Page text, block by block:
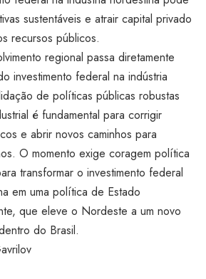
sustentáveis e atrair capital privado
recursos públicos.
regional passa diretamente
investimento federal na indústria
de políticas públicas robustas
é fundamental para corrigir
e abrir novos caminhos para
O momento exige coragem política
transformar o investimento federal
em uma política de Estado
que eleve o Nordeste a um novo
do Brasil.